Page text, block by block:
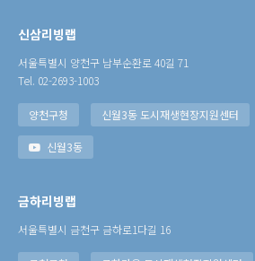
신삼리빙랩
서울특별시 양천구 남부순환로 40길 71
Tel. 02-2693-1003
양천구청 신월3동 도시재생현장지원센터
신월3동
금하리빙랩
서울특별시 금천구 금하로1다길 16